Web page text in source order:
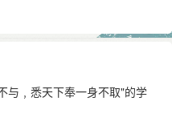
与﹐悉天下奉一身不取"的学